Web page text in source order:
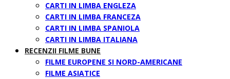
CARTI IN LIMBA ENGLEZA
CARTI IN LIMBA FRANCEZA
CARTI IN LIMBA SPANIOLA
CARTI IN LIMBA ITALIANA
RECENZII FILME BUNE
FILME EUROPENE SI NORD-AMERICANE
FILME ASIATICE